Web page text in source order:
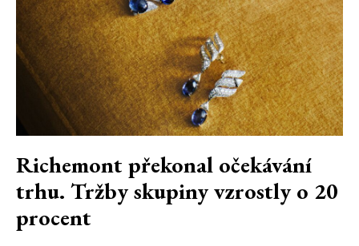
Richemont překonal očekávání
trhu. Tržby skupiny vzrostly o 20
procent